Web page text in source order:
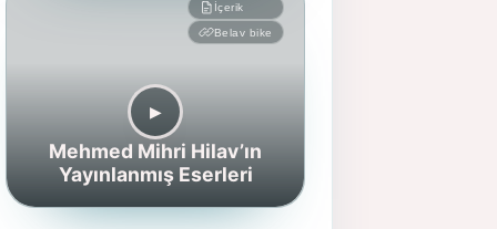
İçerik
Belav bike
▶︎
Mehmed Mihri Hilav’ın
Yayınlanmış Eserleri